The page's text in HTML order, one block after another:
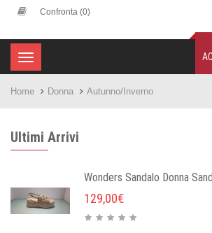
Confronta (0)
Home Donna Autunno/Inverno
Ultimi Arrivi
Wonders Sandalo Donna
129,00€